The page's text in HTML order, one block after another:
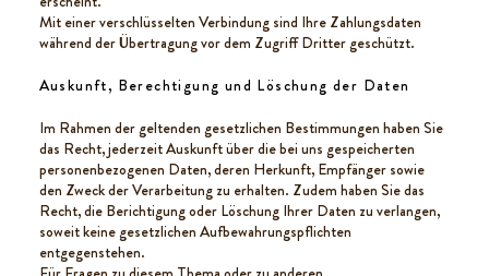
Mit einer verschlüsselten Verbindung sind Ihre Zahlungsdaten
während der Übertragung vor dem Zugriff Dritter geschützt.
Auskunft, Berechtigung und Löschung der Daten
Im Rahmen der geltenden gesetzlichen Bestimmungen haben Sie
das Recht, jederzeit Auskunft über die bei uns gespeicherten
personenbezogenen Daten, deren Herkunft, Empfänger sowie
den Zweck der Verarbeitung zu erhalten. Zudem haben Sie das
Recht, die Berichtigung oder Löschung Ihrer Daten zu verlangen,
soweit keine gesetzlichen Aufbewahrungspflichten
entgegenstehen.